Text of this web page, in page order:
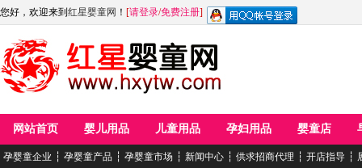
您好，欢迎来到 红星婴童网 ！ [请登录/免费注册]
网站首页 婴儿用品 儿童用品 孕妇用品 婴童店
孕婴童企业 ┆ 孕婴童产品 ┆ 孕婴童市场 ┆ 新闻中心 ┆ 供求招商代理 ┆ 开店指导 ┆